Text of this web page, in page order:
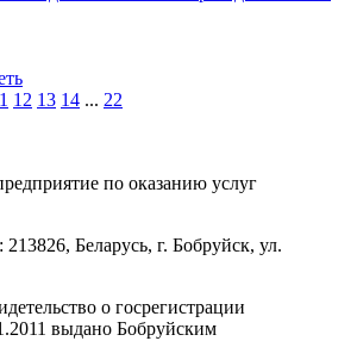
12 13 14 ... 22
по оказанию услуг
213826, Беларусь, г. Бобруйск, ул.
о госрегистрации
выдано Бобруйским